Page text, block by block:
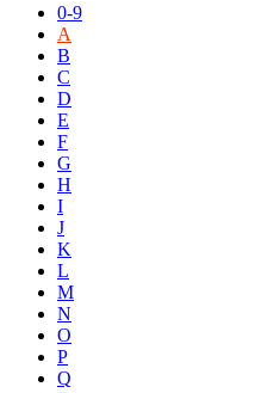
0-9
A
B
C
D
E
F
G
H
I
J
K
L
M
N
O
P
Q